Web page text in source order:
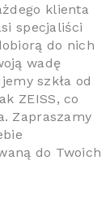
klienta
specjaliści
do nich
wadę
szkła od
ZEISS, co
Zapraszamy
do Twoich